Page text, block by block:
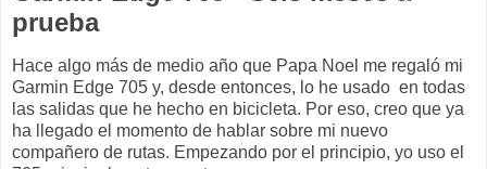
prueba
Hace algo más de medio año que Papa Noel me regaló mi
Garmin Edge 705 y, desde entonces, lo he usado en todas
las salidas que he hecho en bicicleta. Por eso, creo que ya
ha llegado el momento de hablar sobre mi nuevo
compañero de rutas. Empezando por el principio, yo uso el